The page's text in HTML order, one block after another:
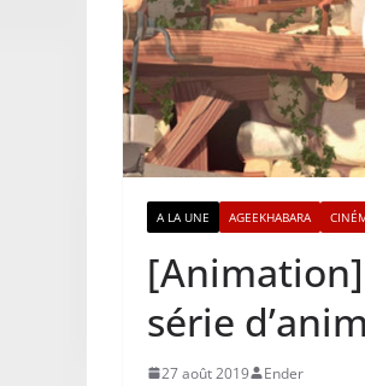
A LA UNE AGEEKHABARA
série
27 août 2019 Ender